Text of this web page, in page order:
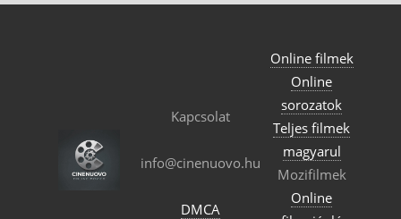
Kapcsolat
info@cinenuovo.hu
DMCA
Online filmek
Online
sorozatok
Teljes filmek
magyarul
Mozifilmek
Online